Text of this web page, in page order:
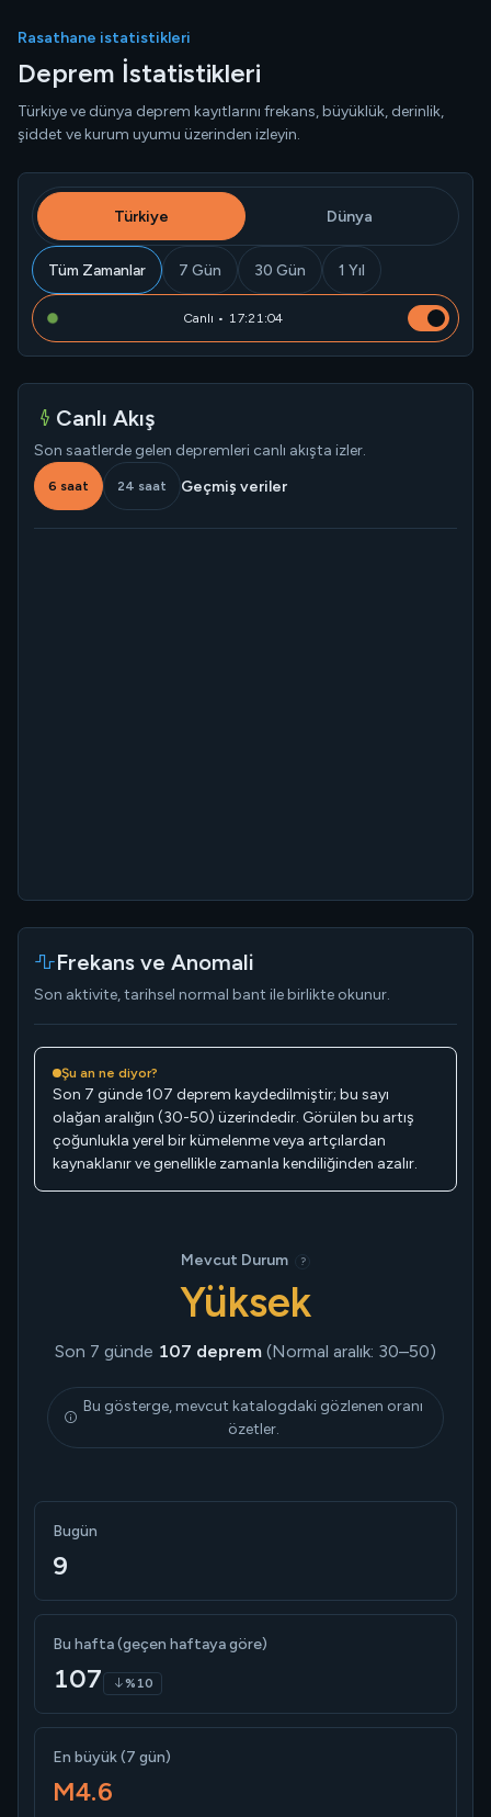
Rasathane istatistikleri
Deprem İstatistikleri
Türkiye ve dünya deprem kayıtlarını frekans, büyüklük, derinlik,
şiddet ve kurum uyumu üzerinden izleyin.
Türkiye Dünya
Tüm Zamanlar 7 Gün 30 Gün 1 Yıl
Canlı • 17:21:05
Canlı Akış
Son saatlerde gelen depremleri canlı akışta izler.
6 saat 24 saat Geçmiş veriler
Frekans ve Anomali
Son aktivite, tarihsel normal bant ile birlikte okunur.
Şu an ne diyor?
Son 7 günde 107 deprem kaydedilmiştir; bu sayı
olağan aralığın (30-50) üzerindedir. Görülen bu artış
çoğunlukla yerel bir kümelenme veya artçılardan
kaynaklanır ve genellikle zamanla kendiliğinden azalır.
Mevcut Durum ?
Yüksek
Son 7 günde 107 deprem (Normal aralık: 30–50)
Bu gösterge, mevcut katalogdaki gözlenen oranı
özetler.
Bugün
9
Bu hafta (geçen haftaya göre)
107 %10
En büyük (7 gün)
M4.6